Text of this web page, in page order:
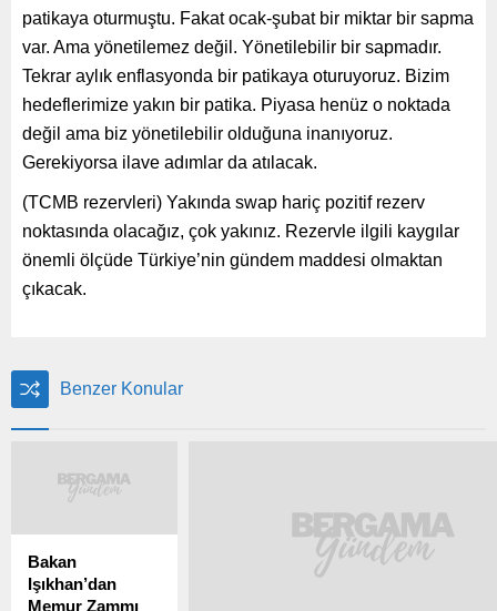
patikaya oturmuştu. Fakat ocak-şubat bir miktar bir sapma
var. Ama yönetilemez değil. Yönetilebilir bir sapmadır.
Tekrar aylık enflasyonda bir patikaya oturuyoruz. Bizim
hedeflerimize yakın bir patika. Piyasa henüz o noktada
değil ama biz yönetilebilir olduğuna inanıyoruz.
Gerekiyorsa ilave adımlar da atılacak.
(TCMB rezervleri) Yakında swap hariç pozitif rezerv
noktasında olacağız, çok yakınız. Rezervle ilgili kaygılar
önemli ölçüde Türkiye’nin gündem maddesi olmaktan
çıkacak.
Benzer Konular
Bakan
Işıkhan’dan
Memur Zammı